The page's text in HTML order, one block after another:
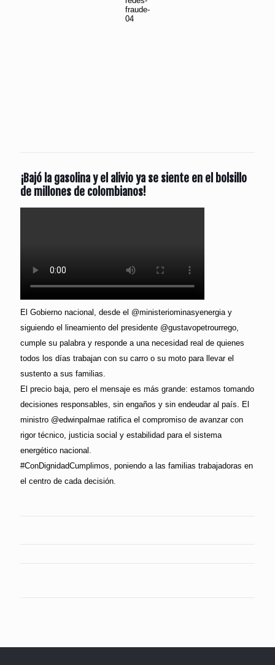
¡Bajó la gasolina y el alivio ya se siente en el bolsillo
de millones de colombianos!
El Gobierno nacional, desde el @ministeriominasyenergia y
siguiendo el lineamiento del presidente @gustavopetrourrego,
cumple su palabra y responde a una necesidad real de quienes
todos los días trabajan con su carro o su moto para llevar el
sustento a sus familias.
El precio baja, pero el mensaje es más grande: estamos tomando
decisiones responsables, sin engaños y sin endeudar al país. El
ministro @edwinpalmae ratifica el compromiso de avanzar con
rigor técnico, justicia social y estabilidad para el sistema
energético nacional.
#ConDignidadCumplimos, poniendo a las familias trabajadoras en
el centro de cada decisión.